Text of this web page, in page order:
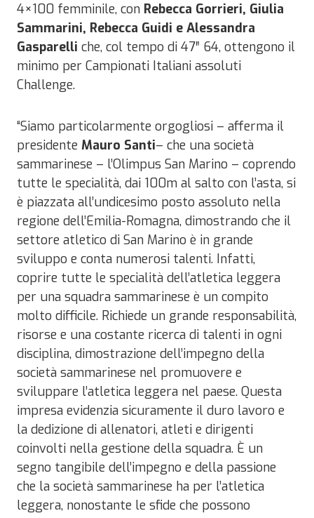
4×100 femminile, con Rebecca Gorrieri, Giulia
Sammarini, Rebecca Guidi e Alessandra
Gasparelli che, col tempo di 47″ 64, ottengono il
minimo per Campionati Italiani assoluti
Challenge.
“Siamo particolarmente orgogliosi – afferma il
presidente Mauro Santi– che una società
sammarinese – l’Olimpus San Marino – coprendo
tutte le specialità, dai 100m al salto con l’asta, si
è piazzata all’undicesimo posto assoluto nella
regione dell’Emilia-Romagna, dimostrando che il
settore atletico di San Marino è in grande
sviluppo e conta numerosi talenti. Infatti,
coprire tutte le specialità dell’atletica leggera
per una squadra sammarinese è un compito
molto difficile. Richiede un grande responsabilità,
risorse e una costante ricerca di talenti in ogni
disciplina, dimostrazione dell’impegno della
società sammarinese nel promuovere e
sviluppare l’atletica leggera nel paese. Questa
impresa evidenzia sicuramente il duro lavoro e
la dedizione di allenatori, atleti e dirigenti
coinvolti nella gestione della squadra. È un
segno tangibile dell’impegno e della passione
che la società sammarinese ha per l’atletica
leggera, nonostante le sfide che possono